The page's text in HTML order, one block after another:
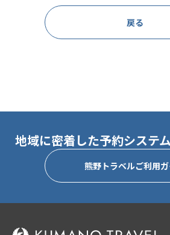
戻る
地域に密着した予約システ
熊野トラベルご利用